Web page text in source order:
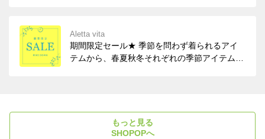
Aletta vita
期間限定セール★ 季節を問わず着られるアイ
テムから、春夏秋冬それぞれの季節アイテムま
もっと見る
SHOPOPへ